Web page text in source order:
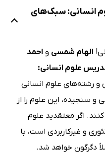
انسانی: سبک‌های
الهام شمسی و احمد
علوم انسانی:
و رشته‌های علوم انسانی
و سنجیده، این علوم را از
اگر معتقدید علوم
و غیرکاربردی است، با
دگرگون خواهد شد.